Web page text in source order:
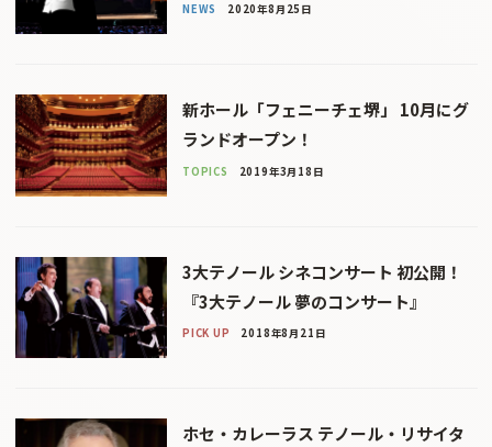
NEWS 2020年8月25日
新ホール「フェニーチェ堺」 10月にグ
ランドオープン！
TOPICS 2019年3月18日
3大テノール シネコンサート 初公開！
『3大テノール 夢のコンサート』
PICK UP 2018年8月21日
ホセ・カレーラス テノール・リサイタ